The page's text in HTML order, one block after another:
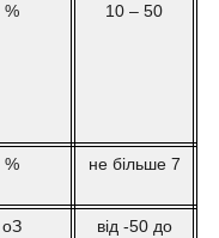
% 10 – 50
% не більше 7
oЗ
від -50 до